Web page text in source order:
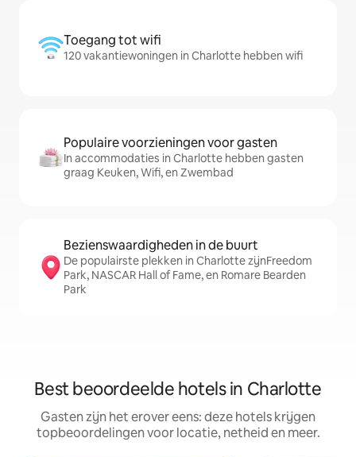
Toegang tot wifi
120 vakantiewoningen in Charlotte hebben wifi
Populaire voorzieningen voor gasten
In accommodaties in Charlotte hebben gasten
graag Keuken, Wifi, en Zwembad
Bezienswaardigheden in de buurt
De populairste plekken in Charlotte zijnFreedom
Park, NASCAR Hall of Fame, en Romare Bearden
Park
Best beoordeelde hotels in Charlotte
Gasten zijn het erover eens: deze hotels krijgen
topbeoordelingen voor locatie, netheid en meer.